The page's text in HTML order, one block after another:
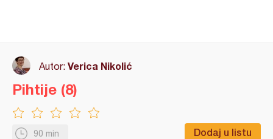
Autor: Verica Nikolić
90 min Dodaj u listu
Pihtije (8)